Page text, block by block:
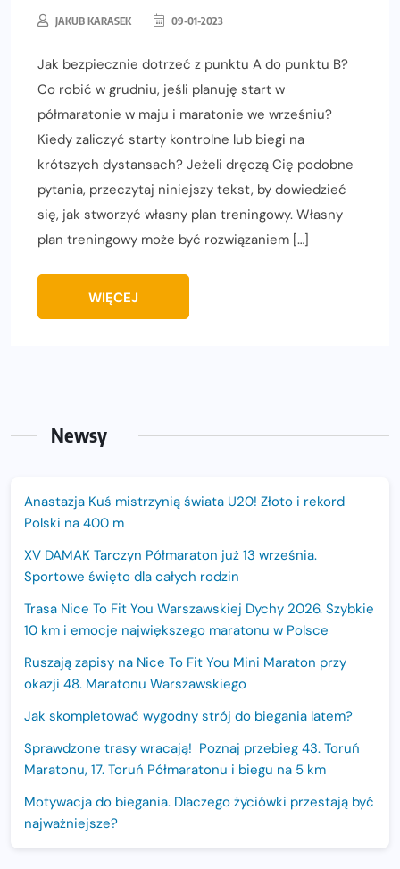
JAKUB KARASEK 09-01-2023
Jak bezpiecznie dotrzeć z punktu A do punktu B?
Co robić w grudniu, jeśli planuję start w
półmaratonie w maju i maratonie we wrześniu?
Kiedy zaliczyć starty kontrolne lub biegi na
krótszych dystansach? Jeżeli dręczą Cię podobne
pytania, przeczytaj niniejszy tekst, by dowiedzieć
się, jak stworzyć własny plan treningowy. Własny
plan treningowy może być rozwiązaniem […]
WIĘCEJ
Newsy
Anastazja Kuś mistrzynią świata U20! Złoto i rekord
Polski na 400 m
XV DAMAK Tarczyn Półmaraton już 13 września.
Sportowe święto dla całych rodzin
Trasa Nice To Fit You Warszawskiej Dychy 2026. Szybkie
10 km i emocje największego maratonu w Polsce
Ruszają zapisy na Nice To Fit You Mini Maraton przy
okazji 48. Maratonu Warszawskiego
Jak skompletować wygodny strój do biegania latem?
Sprawdzone trasy wracają! Poznaj przebieg 43. Toruń
Maratonu, 17. Toruń Półmaratonu i biegu na 5 km
Motywacja do biegania. Dlaczego życiówki przestają być
najważniejsze?